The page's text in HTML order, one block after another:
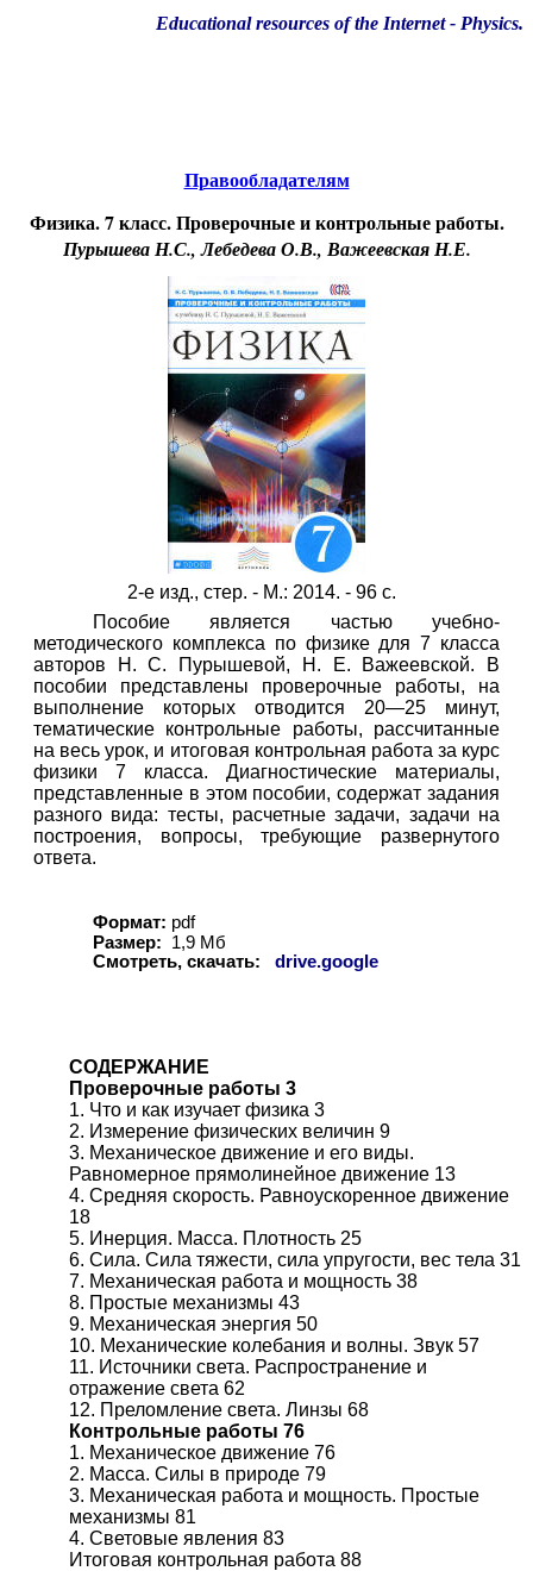
Educational resources of the Internet- Physics.
Правообладателям
Физика. 7 класс. Проверочные и контрольные работы.
Пурышева Н.С., Лебедева О.В., Важеевская Н.Е.
2-е изд., стер. - М.: 2014. - 96 с.
Пособие является частью учебно-
методического комплекса по физике для 7 класса
авторов Н. С. Пурышевой, Н. Е. Важеевской. В
пособии представлены проверочные работы, на
выполнение которых отводится 20—25 минут,
тематические контрольные работы, рассчитанные
на весь урок, и итоговая контрольная работа за курс
физики 7 класса. Диагностические материалы,
представленные в этом пособии, содержат задания
разного вида: тесты, расчетные задачи, задачи на
построения, вопросы, требующие развернутого
ответа.
Формат: pdf
Размер:
1,9 Мб
Смотреть, скачать:
drive.google
СОДЕРЖАНИЕ
Проверочные работы 3
1. Что и как изучает физика 3
2. Измерение физических величин 9
3. Механическое движение и его виды.
Равномерное прямолинейное движение 13
4. Средняя скорость. Равноускоренное движение
18
5. Инерция. Масса. Плотность 25
6. Сила. Сила тяжести, сила упругости, вес тела 31
7. Механическая работа и мощность 38
8. Простые механизмы 43
9. Механическая энергия 50
10. Механические колебания и волны. Звук 57
11. Источники света. Распространение и
отражение света 62
12. Преломление света. Линзы 68
Контрольные работы 76
1. Механическое движение 76
2. Масса. Силы в природе 79
3. Механическая работа и мощность. Простые
механизмы 81
4. Световые явления 83
Итоговая контрольная работа 88